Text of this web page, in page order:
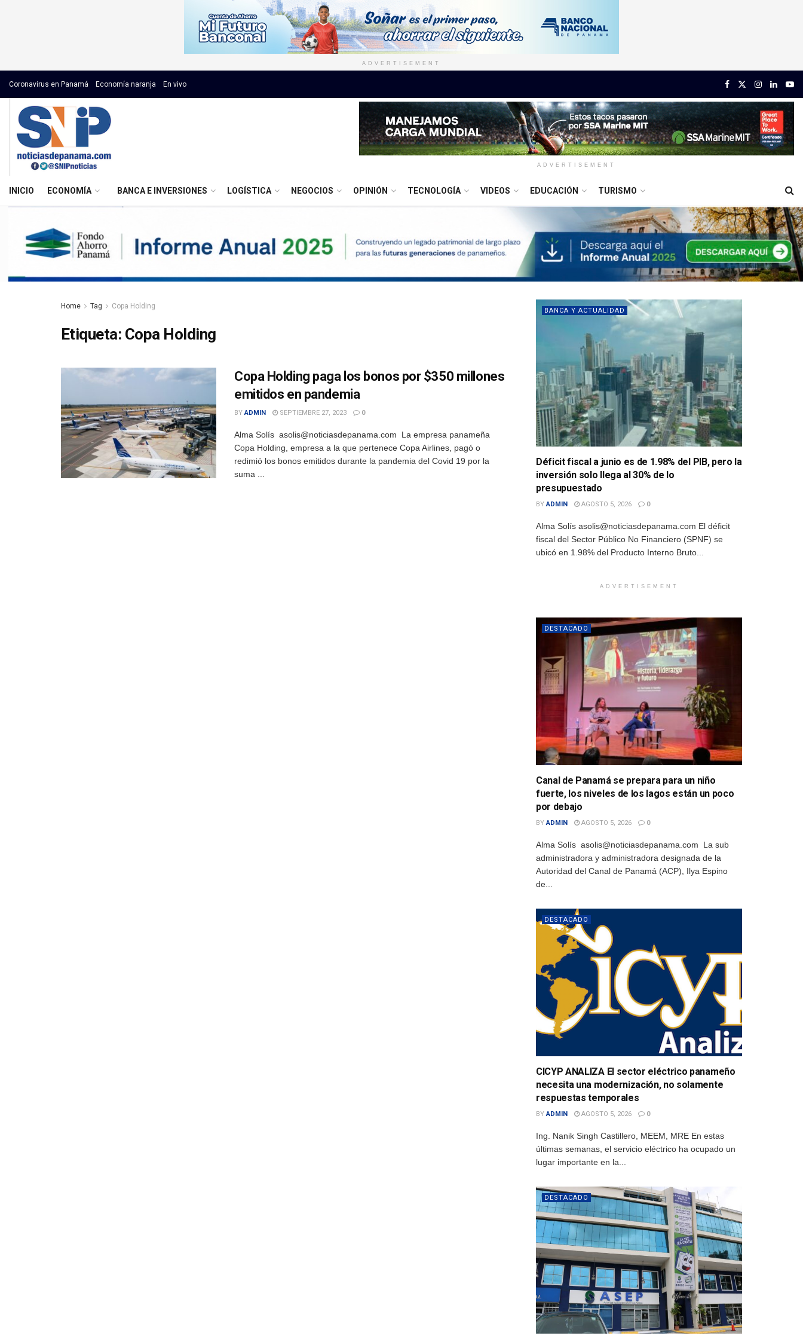
ADVERTISEMENT
Coronavirus en Panamá Economía naranja En vivo
ADVERTISEMENT
INICIO ECONOMÍA BANCA E INVERSIONES LOGÍSTICA NEGOCIOS OPINIÓN TECNOLOGÍA VIDEOS EDUCACIÓN TURISMO
Home Tag Copa Holding
Etiqueta: Copa Holding
Copa Holding paga los bonos por $350 millones
emitidos en pandemia
BY ADMIN SEPTIEMBRE 27, 2023 0
Alma Solís asolis@noticiasdepanama.com La empresa panameña
Copa Holding, empresa a la que pertenece Copa Airlines, pagó o
redimió los bonos emitidos durante la pandemia del Covid 19 por la
suma ...
BANCA Y ACTUALIDAD
Déficit fiscal a junio es de 1.98% del PIB, pero la
inversión solo llega al 30% de lo
presupuestado
BY ADMIN AGOSTO 5, 2026 0
Alma Solís asolis@noticiasdepanama.com El déficit
fiscal del Sector Público No Financiero (SPNF) se
ubicó en 1.98% del Producto Interno Bruto...
ADVERTISEMENT
DESTACADO
Canal de Panamá se prepara para un niño
fuerte, los niveles de los lagos están un poco
por debajo
BY ADMIN AGOSTO 5, 2026 0
Alma Solís asolis@noticiasdepanama.com La sub
administradora y administradora designada de la
Autoridad del Canal de Panamá (ACP), Ilya Espino
de...
DESTACADO
CICYP ANALIZA El sector eléctrico panameño
necesita una modernización, no solamente
respuestas temporales
BY ADMIN AGOSTO 5, 2026 0
Ing. Nanik Singh Castillero, MEEM, MRE En estas
últimas semanas, el servicio eléctrico ha ocupado un
lugar importante en la...
DESTACADO